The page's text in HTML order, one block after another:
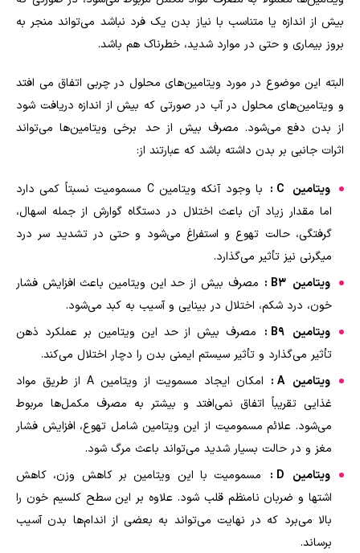
بیش از اندازه یا متناسب با نیاز بدن یک فرد نباشد می‌تواند منجر به
بروز بیماری و حتی در موارد شدید، خطرناک هم باشد.
البته این موضوع در مورد ویتامین‌های محلول در چربی اتفاق می افتد
و ویتامین‌های محلول در آب در صورتی که بیش از اندازه دریافت شود
از بدن دفع می‌شود. مصرف بیش از حد برخی ویتامین‌ها می‌تواند
اثرات جانبی بر بدن داشته باشد که عبارتند از:
ویتامین C
:
با وجود آنکه ویتامین C مسمومیت نسبتاً کمی دارد
اما مقدار زیاد آن باعث اختلال در دستگاه گوارش از جمله اسهال،
گرفتگی، حالت تهوع و استفراغ می‌شود و حتی در تشدید سر درد
میگرنی نیز تأثیر می‌گذارد.
ویتامین B3
: مصرف بیش از حد این ویتامین باعث افزایش فشار
خون، درد شکم، اختلال در بینایی و آسیب به کبد می‌شود.
ویتامین B9
: مصرف بیش از حد این ویتامین بر عملکرد ذهن
تأثیر می‌گذارد و تأثیر سیستم ایمنی بدن را دچار اختلال می‌کند.
ویتامین A
:
امکان ایجاد مسمویت از ویتامین A از طریق مواد
غذایی تقریباً اتفاق نمی‌افتد و بیشتر به مصرف مکمل‌ها مربوط
می‌شود. علائم مسمومیت از این ویتامین شامل تهوع، افزایش فشار
مغز و در حالت بسیار شدید می‌تواند باعث مرگ شود.
ویتامین D
:
مسمومیت با این ویتامین بر کاهش وزن، کاهش
اشتها و ضربان نامنظم قلب شود. علاوه بر این سطح کلسیم خون را
بالا می‌برد که در نهایت می‌تواند به بعضی از اندام‌ها بدن آسیب
برساند.